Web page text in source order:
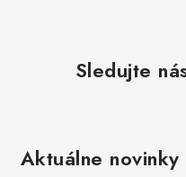
Sledujte
Aktuálne